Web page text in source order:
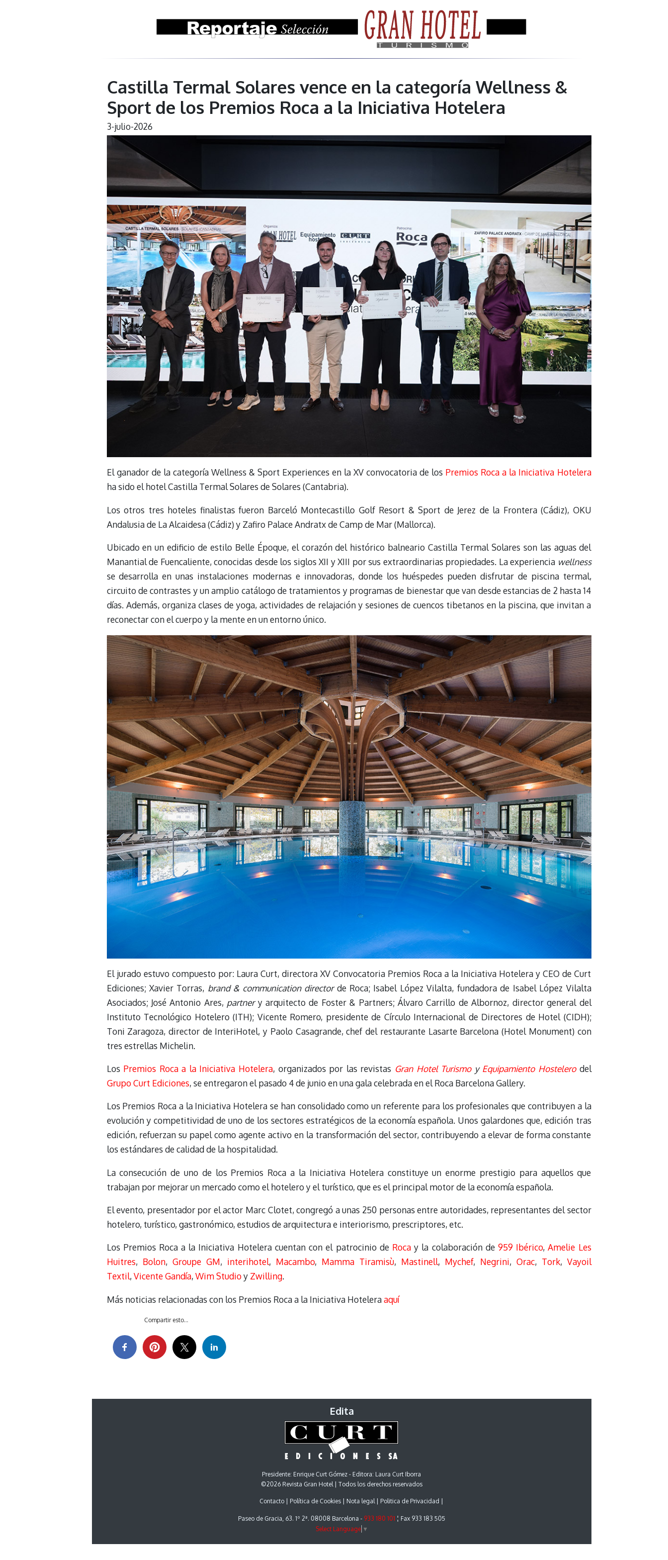
Castilla Termal Solares vence en la categoría Wellness &
Sport de los Premios Roca a la Iniciativa Hotelera
3-julio-2026
El ganador de la categoría Wellness & Sport Experiences en la XV convocatoria de los Premios Roca a la Iniciativa Hotelera
ha sido el hotel Castilla Termal Solares de Solares (Cantabria).
Los otros tres hoteles finalistas fueron Barceló Montecastillo Golf Resort & Sport de Jerez de la Frontera (Cádiz), OKU
Andalusia de La Alcaidesa (Cádiz) y Zafiro Palace Andratx de Camp de Mar (Mallorca).
Ubicado en un edificio de estilo Belle Époque, el corazón del histórico balneario Castilla Termal Solares son las aguas del
Manantial de Fuencaliente, conocidas desde los siglos XII y XIII por sus extraordinarias propiedades. La experiencia wellness
se desarrolla en unas instalaciones modernas e innovadoras, donde los huéspedes pueden disfrutar de piscina termal,
circuito de contrastes y un amplio catálogo de tratamientos y programas de bienestar que van desde estancias de 2 hasta 14
días. Además, organiza clases de yoga, actividades de relajación y sesiones de cuencos tibetanos en la piscina, que invitan a
reconectar con el cuerpo y la mente en un entorno único.
El jurado estuvo compuesto por: Laura Curt, directora XV Convocatoria Premios Roca a la Iniciativa Hotelera y CEO de Curt
Ediciones; Xavier Torras, brand & communication directorde Roca; Isabel López Vilalta, fundadora de Isabel López Vilalta
Asociados; José Antonio Ares, partnery arquitecto de Foster & Partners; Álvaro Carrillo de Albornoz, director general del
Instituto Tecnológico Hotelero (ITH); Vicente Romero, presidente de Círculo Internacional de Directores de Hotel (CIDH);
Toni Zaragoza, director de InteriHotel, y Paolo Casagrande, chef del restaurante Lasarte Barcelona (Hotel Monument) con
tres estrellas Michelin.
Los Premios Roca a la Iniciativa Hotelera, organizados por las revistas Gran Hotel Turismoy Equipamiento Hostelero del
Grupo Curt Ediciones, se entregaron el pasado 4 de junio en una gala celebrada en el Roca Barcelona Gallery.
Los Premios Roca a la Iniciativa Hotelera se han consolidado como un referente para los profesionales que contribuyen a la
evolución y competitividad de uno de los sectores estratégicos de la economía española. Unos galardones que, edición tras
edición, refuerzan su papel como agente activo en la transformación del sector, contribuyendo a elevar de forma constante
los estándares de calidad de la hospitalidad.
La consecución de uno de los Premios Roca a la Iniciativa Hotelera constituye un enorme prestigio para aquellos que
trabajan por mejorar un mercado como el hotelero y el turístico, que es el principal motor de la economía española.
El evento, presentador por el actor Marc Clotet, congregó a unas 250 personas entre autoridades, representantes del sector
hotelero, turístico, gastronómico, estudios de arquitectura e interiorismo, prescriptores, etc.
Los Premios Roca a la Iniciativa Hotelera cuentan con el patrocinio de Rocay la colaboración de 959 Ibérico,Amelie Les
Huitres, Bolon, Groupe GM, interihotel, Macambo, Mamma Tiramisù, Mastinell, Mychef, Negrini, Orac, Tork, Vayoil
Textil, Vicente Gandía, Wim Studioy Zwilling.
Más noticias relacionadas con los Premios Roca a la Iniciativa Hoteleraaquí
Compartir esto...
Edita
Presidente: Enrique Curt Gómez - Editora: Laura Curt Iborra
©2026 Revista Gran Hotel | Todos los derechos reservados
Contacto Política de Cookies Nota legal Politica de Privacidad
Paseo de Gracia, 63. 1º 2ª. 08008 Barcelona - 933 180 101 ¦ Fax 933 183 505
Select Language ▼